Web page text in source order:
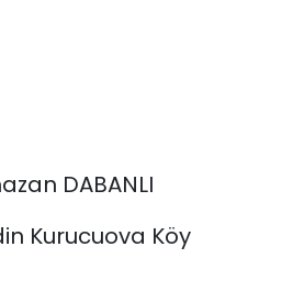
DABANLI
Kurucuova Köy